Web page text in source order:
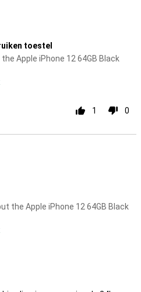
toestel
Apple iPhone 12 64GB Black
1 0
the Apple iPhone 12 64GB Black